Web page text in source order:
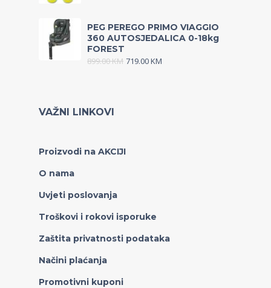
PEG PEREGO PRIMO VIAGGIO
360 AUTOSJEDALICA 0-18kg
FOREST
899.00KM 719.00KM
VAŽNI LINKOVI
Proizvodi na AKCIJI
O nama
Uvjeti poslovanja
Troškovi i rokovi isporuke
Zaštita privatnosti podataka
Načini plaćanja
Promotivni kuponi